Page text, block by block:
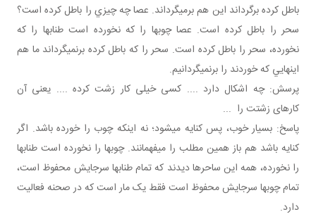
باطل کرده برگرداند اين هم برمي گرداند. عصا چه چيزي را باطل کرده است؟
سحر را باطل کرده است. عصا چوب ها را که نخورده است طناب ها را که
نخورده، سحر را باطل کرده است. سحر را که باطل کرده برنمي گرداند ما هم
اينهايي که خوردند را برنمي گردانيم.
پرسش: چه اشکال دارد .... کسی خيلی کار زشت کرده .... يعنی آن
کارهای زشتت را ...
پاسخ: بسيار خوب، پس کنايه مي شود؛ نه اينکه چوب را خورده باشد. اگر
کنايه باشد هم باز همين مطلب را مي فهمانند. چوب ها را نخورده است طناب­ها
را نخورده، همه اين ساحرها ديدند که تمام طناب ها سرجايش محفوظ است،
تمام چوب ها سرجايش محفوظ است فقط يک مار است که در صحنه فعاليت
دارد.